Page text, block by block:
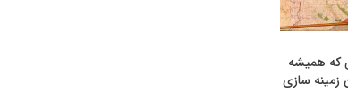
که همیشه
زمینه سازی